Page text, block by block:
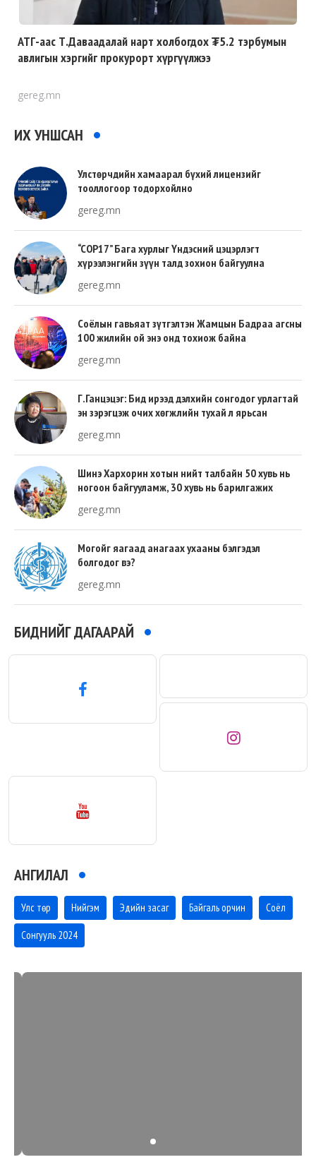
АТГ-аас Т.Даваадалай нарт холбогдох ₮5.2 тэрбумын
авлигын хэргийг прокурорт хүргүүлжээ
gereg.mn
ИХ УНШСАН
Улстөрчдийн хамаарал бүхий лицензийг
тооллогоор тодорхойлно
gereg.mn
“COP17” Бага хурлыг Үндэсний цэцэрлэгт
хүрээлэнгийн зүүн талд зохион байгуулна
gereg.mn
Соёлын гавьяат зүтгэлтэн Жамцын Бадраа агсны
100 жилийн ой энэ онд тохиож байна
gereg.mn
Г.Ганцэцэг: Бид ирээд дэлхийн сонгодог урлагтай
эн зэрэгцэж очих хөгжлийн тухай л ярьсан
gereg.mn
Шинэ Хархорин хотын нийт талбайн 50 хувь нь
ногоон байгууламж, 30 хувь нь барилгажих
gereg.mn
Могойг яагаад анагаах ухааны бэлгэдэл
болгодог вэ?
gereg.mn
БИДНИЙГ ДАГААРАЙ
АНГИЛАЛ
Улс төр Нийгэм Эдийн засаг Байгаль орчин Соёл
Сонгууль 2024